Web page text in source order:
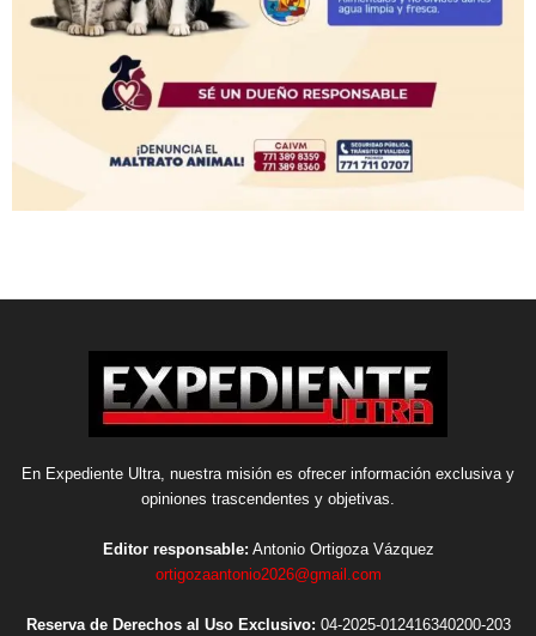
En Expediente Ultra, nuestra misión es ofrecer información exclusiva y
opiniones trascendentes y objetivas.
Editor responsable: Antonio Ortigoza Vázquez
ortigozaantonio2026@gmail.com
Reserva de Derechos al Uso Exclusivo: 04-2025-012416340200-203